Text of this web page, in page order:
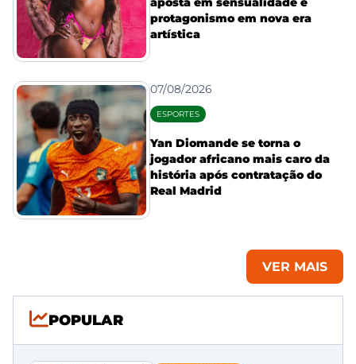
protagonismo em nova era
artística
07/08/2026
ESPORTES
Yan Diomande se torna o
jogador africano mais caro da
história após contratação do
Real Madrid
VER MAIS
POPULAR